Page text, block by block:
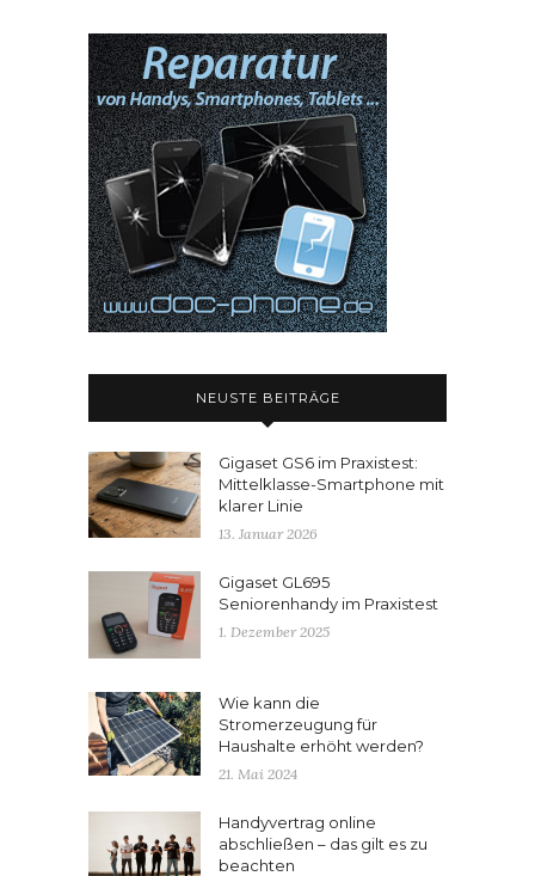
NEUSTE BEITRÄGE
Gigaset GS6 im Praxistest:
Mittelklasse-Smartphone mit
klarer Linie
13. Januar 2026
Gigaset GL695
Seniorenhandy im Praxistest
1. Dezember 2025
Wie kann die
Stromerzeugung für
Haushalte erhöht werden?
21. Mai 2024
Handyvertrag online
abschließen – das gilt es zu
beachten